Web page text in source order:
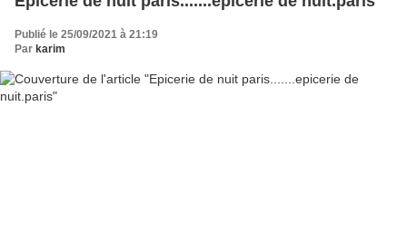
Publié le 25/09/2021 à 21:19
Par karim